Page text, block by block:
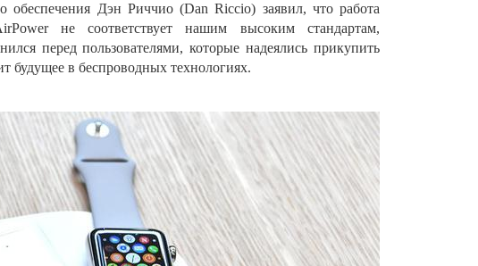
обеспечения Дэн Риччио (Dan Riccio) заявил, что работа
не
соответствует нашим высоким стандартам,
перед пользователями, которые надеялись прикупить
будущее в беспроводных технологиях.